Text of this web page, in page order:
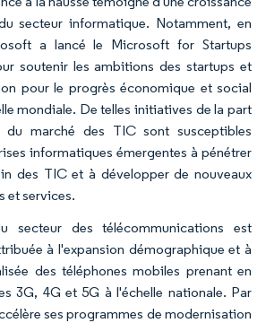
secteur informatique. Notamment, en
a lancé le Microsoft for Startups
soutenir les ambitions des startups et
pour le progrès économique et social
mondiale. De telles initiatives de la part
du marché des TIC sont susceptibles
informatiques émergentes à pénétrer
des TIC et à développer de nouveaux
et services.
secteur des télécommunications est
à l'expansion démographique et à
des téléphones mobiles prenant en
3G, 4G et 5G à l'échelle nationale. Par
ses programmes de modernisation